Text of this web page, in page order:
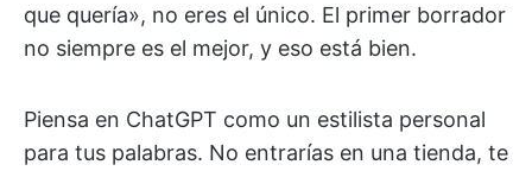
que quería», no eres el único. El primer borrador
no siempre es el mejor, y eso está bien.
Piensa en ChatGPT como un estilista personal
para tus palabras. No entrarías en una tienda, te